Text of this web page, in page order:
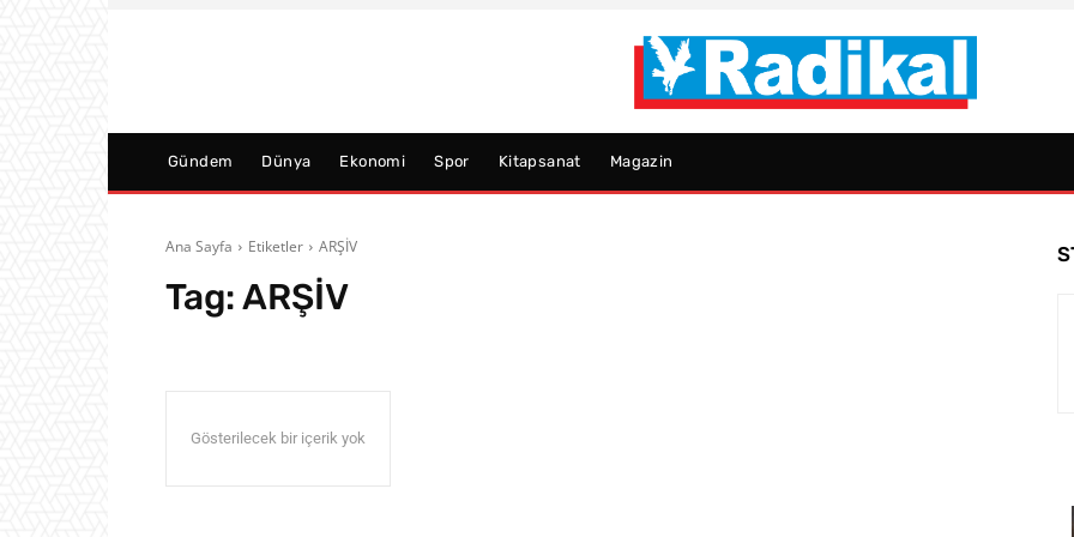
Gündem Dünya Ekonomi Spor Kitapsanat Magazin
Ana Sayfa Etiketler ARŞİV
Tag:ARŞİV
Gösterilecek bir içerik yok